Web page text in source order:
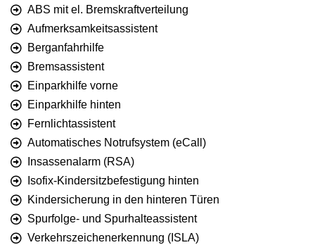
ABS mit el. Bremskraftverteilung
Aufmerksamkeitsassistent
Berganfahrhilfe
Bremsassistent
Einparkhilfe vorne
Einparkhilfe hinten
Fernlichtassistent
Automatisches Notrufsystem (eCall)
Insassenalarm (RSA)
Isofix-Kindersitzbefestigung hinten
Kindersicherung in den hinteren Türen
Spurfolge- und Spurhalteassistent
Verkehrszeichenerkennung (ISLA)